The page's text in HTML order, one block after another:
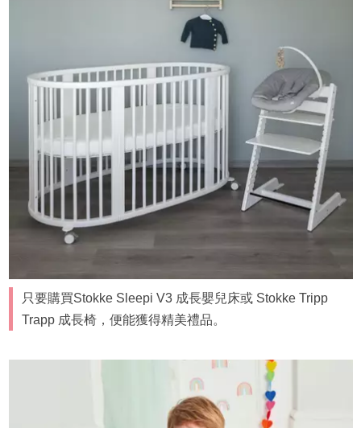
只要購買Stokke Sleepi V3 成長嬰兒床或 Stokke Tripp
Trapp 成長椅，便能獲得精美禮品。